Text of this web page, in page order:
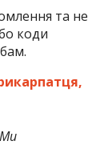
та не
коди